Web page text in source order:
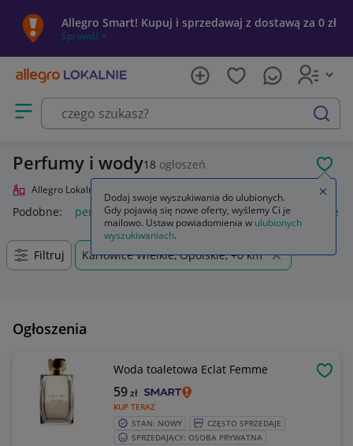
Allegro Smart! Kupuj i sprzedawaj z dostawą za 0 zł
Sprawdź »
Otwórz menu z kategoriami
szukaj
Perfumy i wody18 ogłoszeń
Allegro Lokalnie
Podobne: perfumy i wody perfumowane perfumy damskie
Filtruj Karłowice Wielkie, Opolskie, +0 km
Ogłoszenia
Woda toaletowa Eclat Femme
KUP TERAZ
59zł
STAN: NOWY
CZĘSTO SPRZEDAJE
SPRZEDAJĄCY: OSOBA PRYWATNA
Dodaj swoje wyszukiwania do ulubionych.
Gdy pojawią się nowe oferty, wyślemy Ci je
mailowo. Ustaw powiadomienia w ulubionych
wyszukiwaniach.